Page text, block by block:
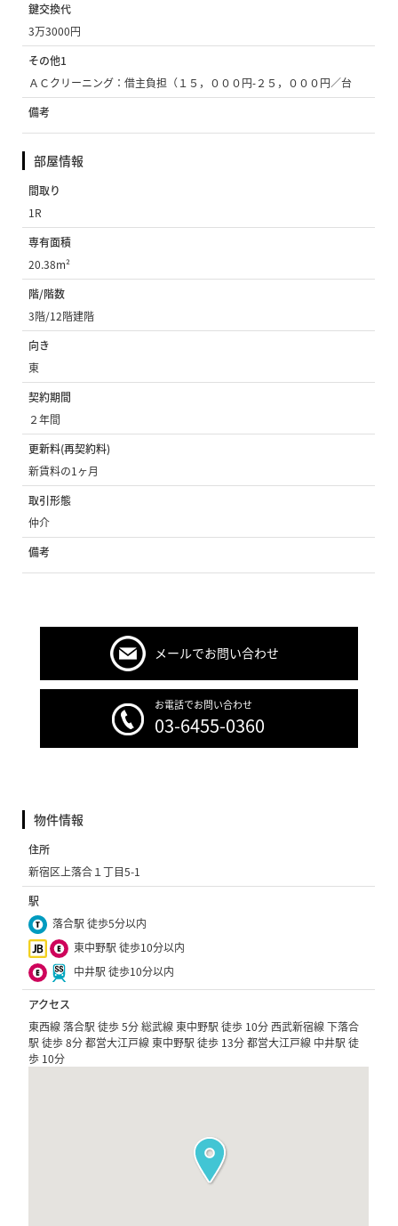
鍵交換代
3万3000円
その他1
ＡＣクリーニング：借主負担（１５，０００円‐２５，０００円／台
備考
部屋情報
間取り
1R
専有面積
20.38m²
階/階数
3階/12階建階
向き
東
契約期間
２年間
更新料(再契約料)
新賃料の1ヶ月
取引形態
仲介
備考
メールでお問い合わせ
お電話でお問い合わせ
03-6455-0360
物件情報
住所
新宿区上落合１丁目5-1
駅
落合駅 徒歩5分以内
東中野駅 徒歩10分以内
中井駅 徒歩10分以内
アクセス
東西線 落合駅 徒歩 5分 総武線 東中野駅 徒歩 10分 西武新宿線 下落合
駅 徒歩 8分 都営大江戸線 東中野駅 徒歩 13分 都営大江戸線 中井駅 徒
歩 10分